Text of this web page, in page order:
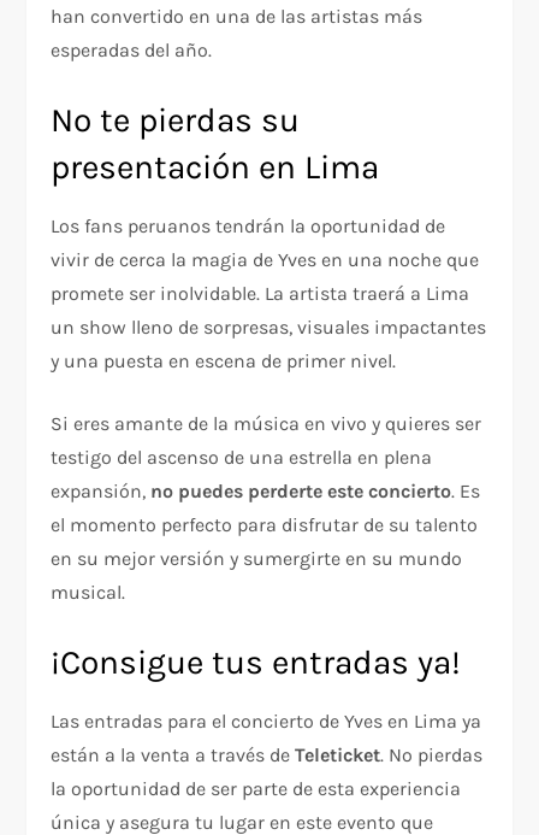
han convertido en una de las artistas más
esperadas del año.
No te pierdas su
presentación en Lima
Los fans peruanos tendrán la oportunidad de
vivir de cerca la magia de Yves en una noche que
promete ser inolvidable. La artista traerá a Lima
un show lleno de sorpresas, visuales impactantes
y una puesta en escena de primer nivel.
Si eres amante de la música en vivo y quieres ser
testigo del ascenso de una estrella en plena
expansión, no puedes perderte este concierto. Es
el momento perfecto para disfrutar de su talento
en su mejor versión y sumergirte en su mundo
musical.
¡Consigue tus entradas ya!
Las entradas para el concierto de Yves en Lima ya
están a la venta a través deTeleticket. No pierdas
la oportunidad de ser parte de esta experiencia
única y asegura tu lugar en este evento que